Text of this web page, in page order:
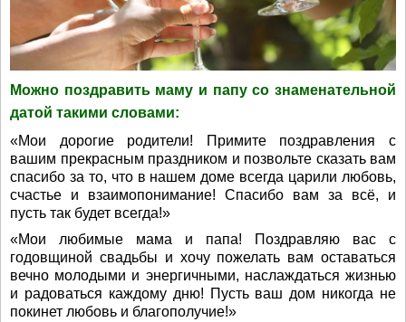
Можно поздравить маму и папу со знаменательной
датой такими словами:
«Мои дорогие родители! Примите поздравления с
вашим прекрасным праздником и позвольте сказать вам
спасибо за то, что в нашем доме всегда царили любовь,
счастье и взаимопонимание! Спасибо вам за всё, и
пусть так будет всегда!»
«Мои любимые мама и папа! Поздравляю вас с
годовщиной свадьбы и хочу пожелать вам оставаться
вечно молодыми и энергичными, наслаждаться жизнью
и радоваться каждому дню! Пусть ваш дом никогда не
покинет любовь и благополучие!»